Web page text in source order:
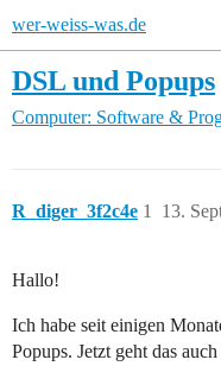
wer-weiss-was.de
DSL und Popups
Computer: Software &
R_diger_3f2c4e 13.
1
Hallo!
Ich habe seit einigen
Popups. Jetzt geht das